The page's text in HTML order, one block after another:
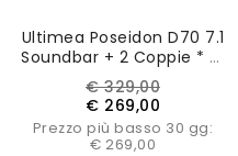
Ultimea Poseidon D70 7.1
Soundbar + 2 Coppie * Di
Supporti Per Diffusori
Steady 300
Prezzo
base
€ 329,00Prezzo
€ 269,00
Prezzo più basso 30 gg:
€ 269,00